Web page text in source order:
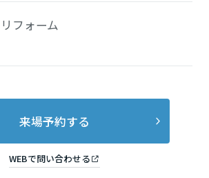
リフォーム
来場予約する
WEBで問い合わせる